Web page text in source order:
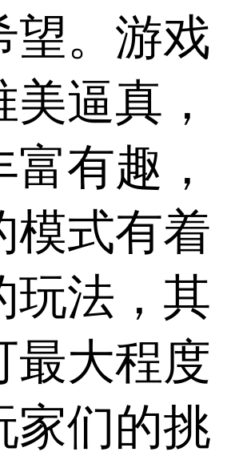
望。游戏
逼真，
有趣，
模式有着
玩法，其
最大程度
家们的挑